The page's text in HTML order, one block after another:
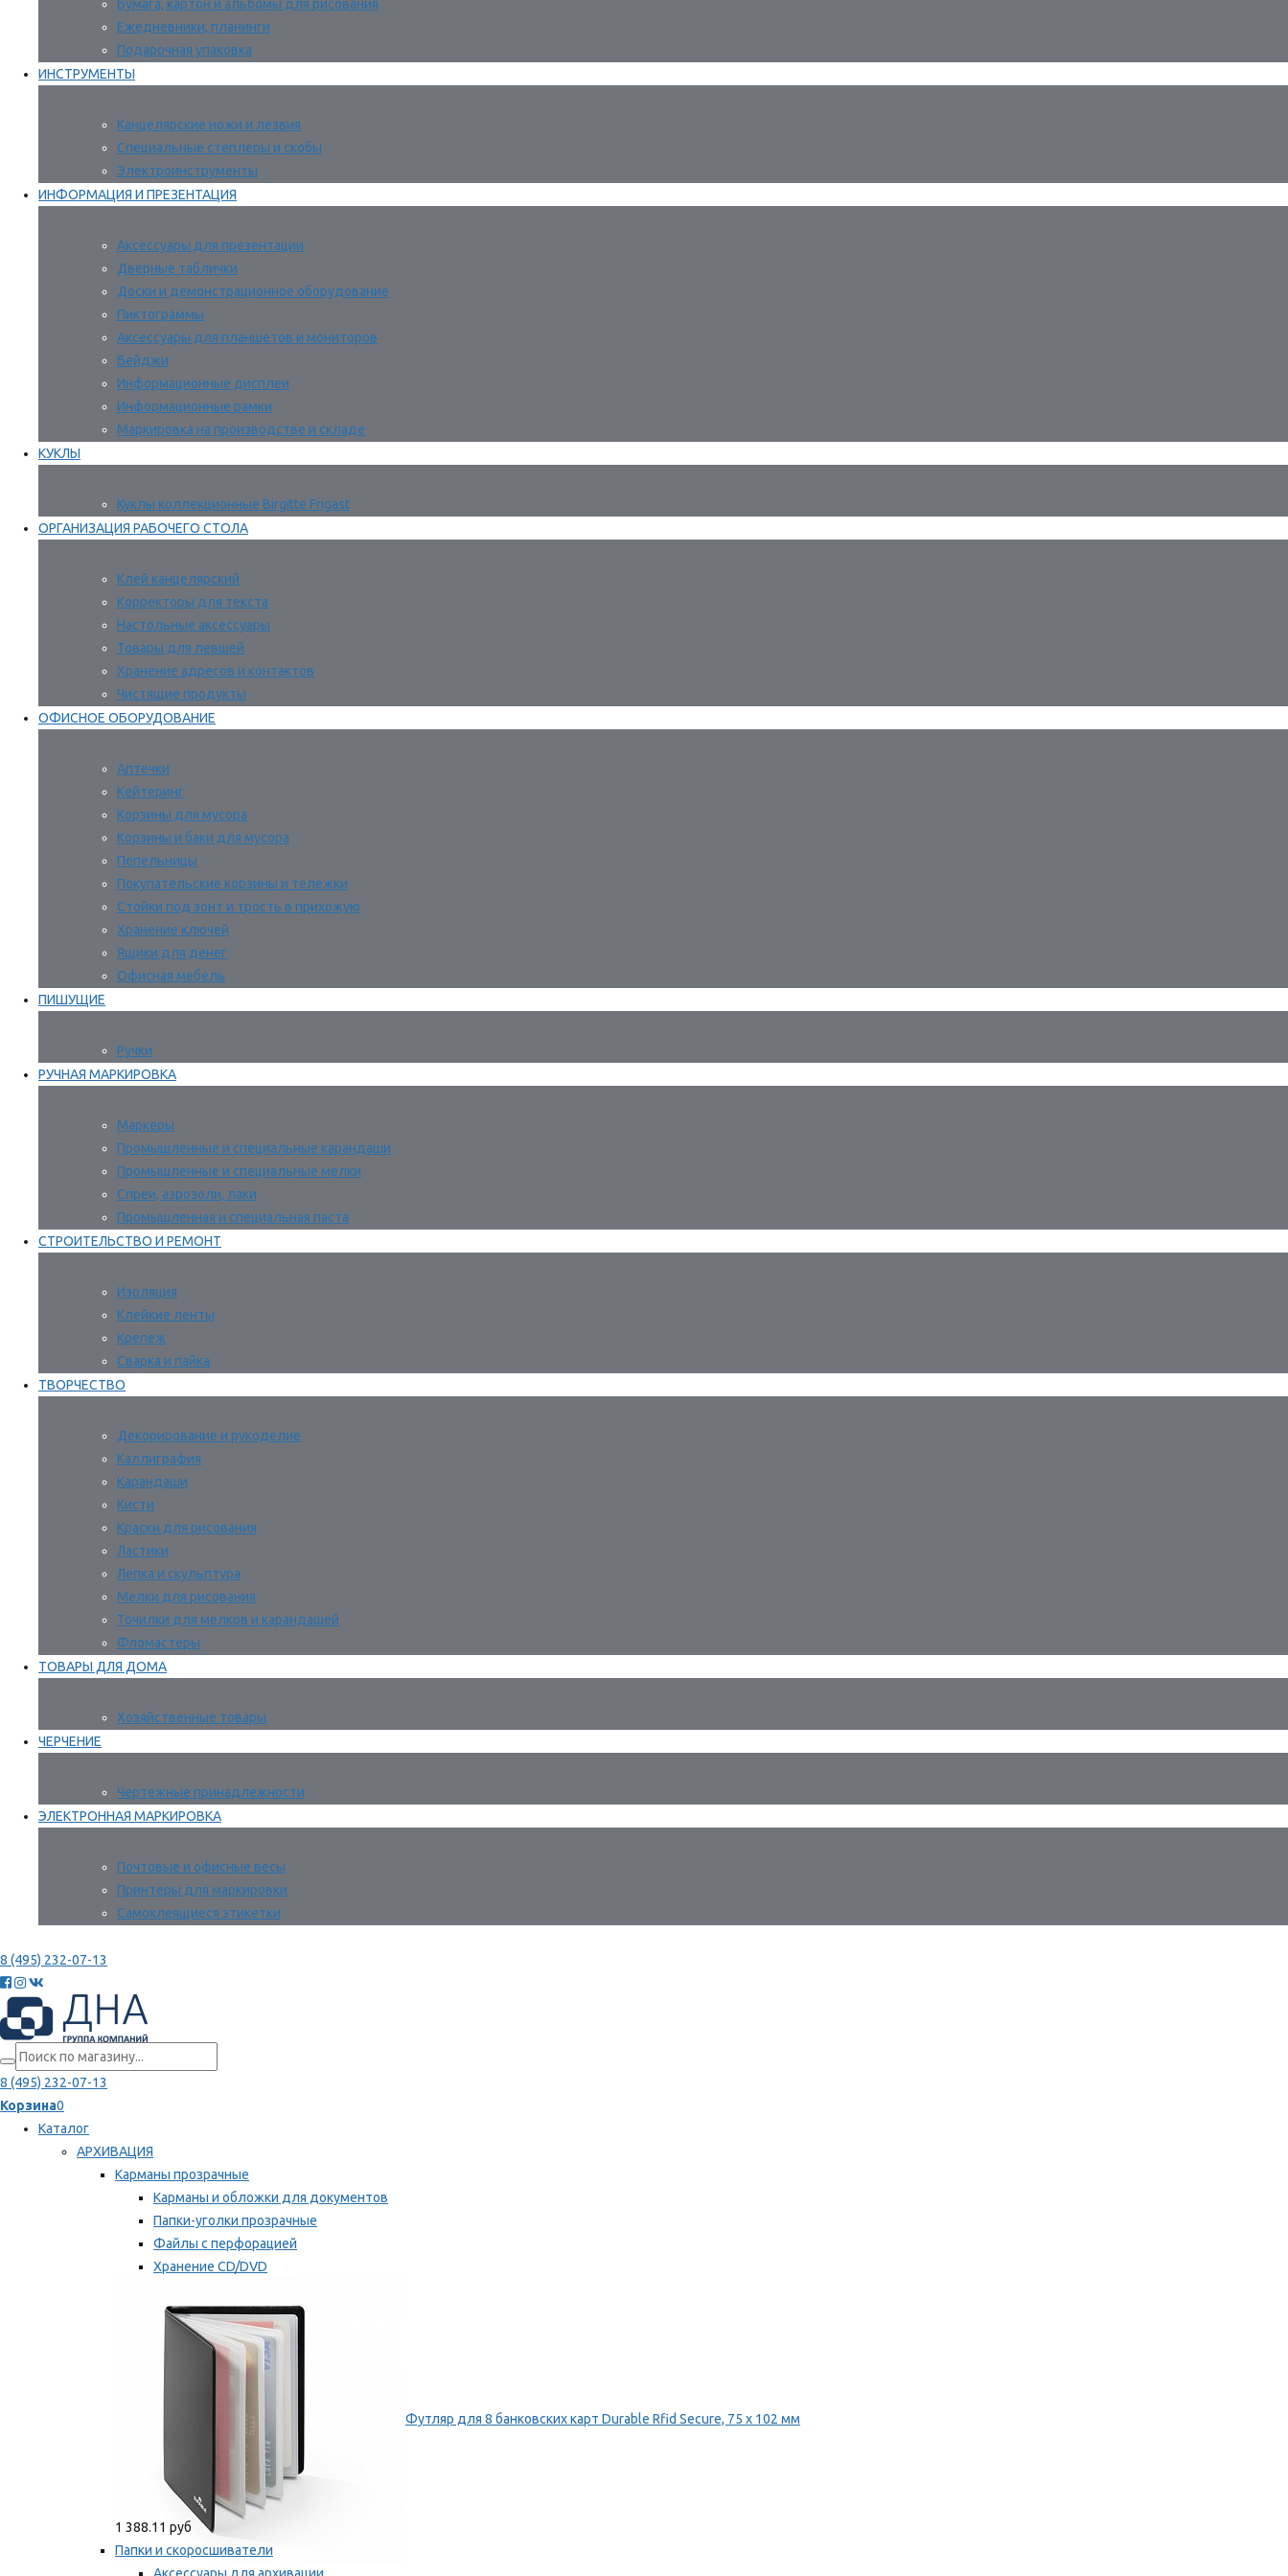
Бумага, картон и альбомы для рисования
Ежедневники, планинги
Подарочная упаковка
ИНСТРУМЕНТЫ
Канцелярские ножи и лезвия
Специальные степлеры и скобы
Электроинструменты
ИНФОРМАЦИЯ И ПРЕЗЕНТАЦИЯ
Аксессуары для презентации
Дверные таблички
Доски и демонстрационное оборудование
Пиктограммы
Аксессуары для планшетов и мониторов
Бейджи
Информационные дисплеи
Информационные рамки
Маркировка на производстве и складе
КУКЛЫ
Куклы коллекционные Birgitte Frigast
ОРГАНИЗАЦИЯ РАБОЧЕГО СТОЛА
Клей канцелярский
Корректоры для текста
Настольные аксессуары
Товары для левшей
Хранение адресов и контактов
Чистящие продукты
ОФИСНОЕ ОБОРУДОВАНИЕ
Аптечки
Кейтеринг
Корзины для мусора
Корзины и баки для мусора
Пепельницы
Покупательские корзины и тележки
Стойки под зонт и трость в прихожую
Хранение ключей
Ящики для денег
Офисная мебель
ПИШУЩИЕ
Ручки
РУЧНАЯ МАРКИРОВКА
Маркеры
Промышленные и специальные карандаши
Промышленные и специальные мелки
Спреи, аэрозоли, лаки
Промышленная и специальная паста
СТРОИТЕЛЬСТВО И РЕМОНТ
Изоляция
Клейкие ленты
Крепеж
Сварка и пайка
ТВОРЧЕСТВО
Декорирование и рукоделие
Каллиграфия
Карандаши
Кисти
Краски для рисования
Ластики
Лепка и скульптура
Мелки для рисования
Точилки для мелков и карандашей
Фломастеры
ТОВАРЫ ДЛЯ ДОМА
Хозяйственные товары
ЧЕРЧЕНИЕ
Чертежные принадлежности
ЭЛЕКТРОННАЯ МАРКИРОВКА
Почтовые и офисные весы
Принтеры для маркировки
Самоклеящиеся этикетки
8 (495) 232-07-13
8 (495) 232-07-13
Корзина0
Каталог
АРХИВАЦИЯ
Карманы прозрачные
Карманы и обложки для документов
Папки-уголки прозрачные
Файлы с перфорацией
Хранение CD/DVD
Мы рекомендуем
Футляр для 8 банковских карт Durable Rfid Secure, 75 х 102 мм
1 388.11 руб
Папки и скоросшиватели